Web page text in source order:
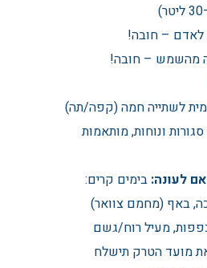
מהשמש – חובה!
לשתייה חמה (קפה/תה)
ונוחות, מותאמות
לעונה: בימים קרים:
באף (מחמם צוואר)
מעיל רוח/גשם
מועד הטרק תישלח